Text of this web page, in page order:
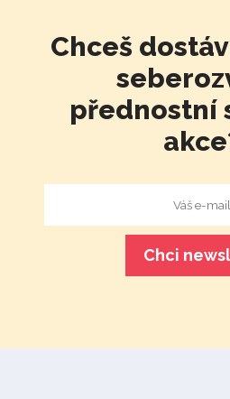
Chceš
přednostní